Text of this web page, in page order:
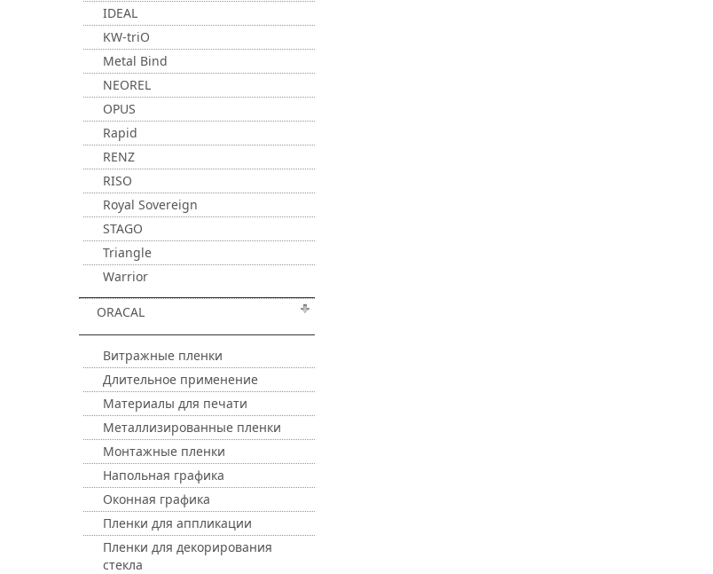
IDEAL
KW-triO
Metal Bind
NEOREL
OPUS
Rapid
RENZ
RISO
Royal Sovereign
STAGO
Triangle
Warrior
ORACAL
Витражные пленки
Длительное применение
Материалы для печати
Металлизированные пленки
Монтажные пленки
Напольная графика
Оконная графика
Пленки для аппликации
Пленки для декорирования
стекла